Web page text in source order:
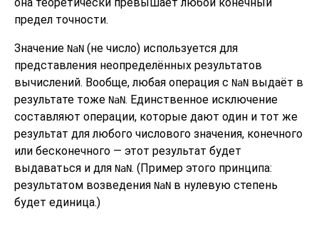
она теоретически превышает любой конечный
предел точности.
Значение NaN (не число) используется для
представления неопределённых результатов
вычислений. Вообще, любая операция с NaN выдаёт в
результате тоже NaN. Единственное исключение
составляют операции, которые дают один и тот же
результат для любого числового значения, конечного
или бесконечного — этот результат будет
выдаваться и для NaN. (Пример этого принципа:
результатом возведения NaN в нулевую степень
будет единица.)